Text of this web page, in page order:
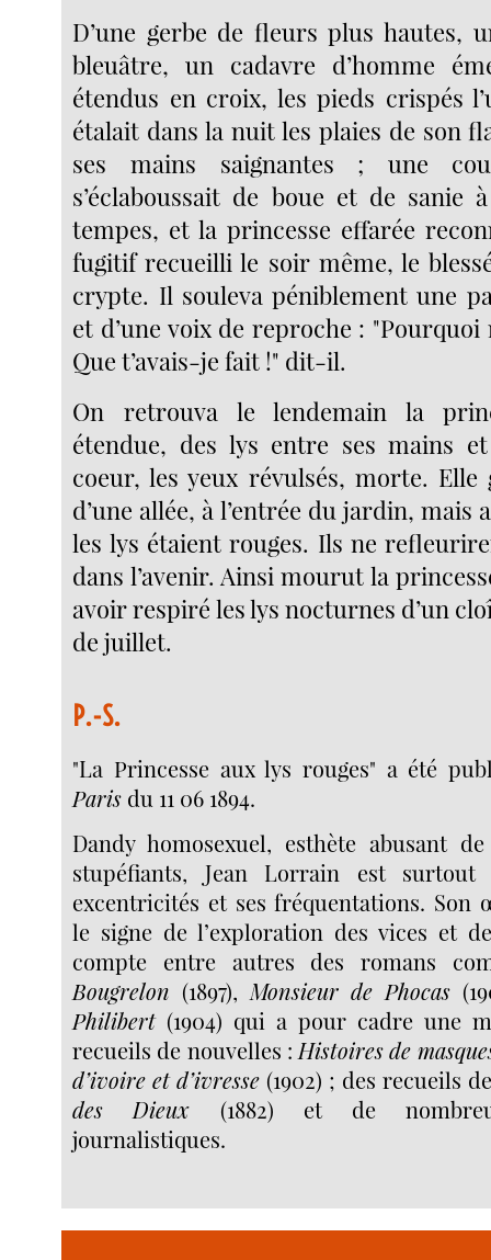
D’une gerbe de fleurs plus hautes,
bleuâtre, un cadavre d’homme
étendus en croix, les pieds crispés
étalait dans la nuit les plaies de son
ses mains saignantes ; une
s’éclaboussait de boue et de sanie
tempes, et la princesse effarée
fugitif recueilli le soir même, le
crypte. Il souleva péniblement une
et d’une voix de reproche : "Pourquoi
Que t’avais-je fait !" dit-il.
On retrouva le lendemain la
étendue, des lys entre ses mains
coeur, les yeux révulsés, morte.
d’une allée, à l’entrée du jardin, mais
les lys étaient rouges. Ils ne
dans l’avenir. Ainsi mourut la
avoir respiré les lys nocturnes d’un
de juillet.
P.-S.
"La Princesse aux lys rouges" a été
Paris du 11 06 1894.
Dandy homosexuel, esthète abusant
stupéfiants, Jean Lorrain est
excentricités et ses fréquentations. Son
le signe de l’exploration des vices et
compte entre autres des romans
Bougrelon (1897), Monsieur de Phocas
Philibert(1904) qui a pour cadre une
recueils de nouvelles : Histoires de
d’ivoire et d’ivresse (1902) ; des recueils
des Dieux (1882) et de
journalistiques.